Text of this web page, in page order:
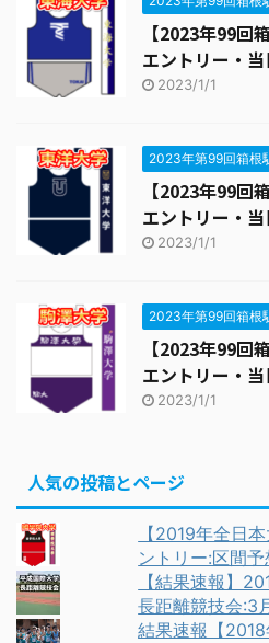
【2023年99回
エントリー・
2023/1/1
2023年第99回箱根
【2023年99回
エントリー・
2023/1/1
2023年第99回箱根
【2023年99回
エントリー・
2023/1/1
人気の投稿とページ
【2019年全日
ントリー:区間予
【結果速報】
長距離競技会:3
結果速報【